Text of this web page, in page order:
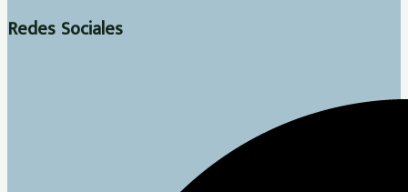
Redes Sociales